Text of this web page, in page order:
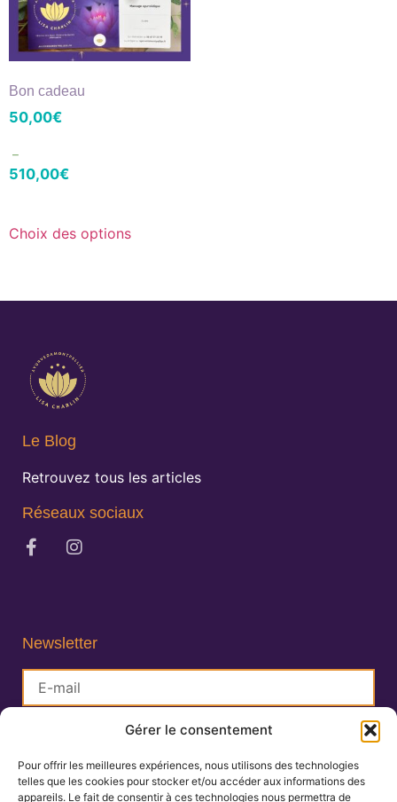
Gérer le consentement
Pour offrir les meilleures expériences, nous utilisons des technologies
telles que les cookies pour stocker et/ou accéder aux informations des
appareils. Le fait de consentir à ces technologies nous permettra de
Bon cadeau
50,00€
–
510,00€
Choix des options
Le Blog
Retrouvez tous les articles
Réseaux sociaux
Newsletter
S'inscrire
Lisa Charlin